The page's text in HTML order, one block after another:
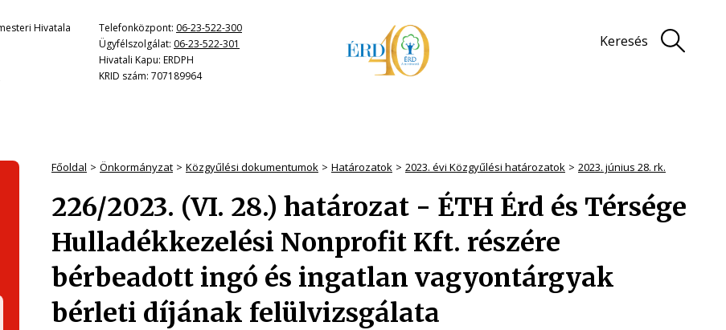
Hivatala
Telefonközpont: 06-23-522-300
Ügyfélszolgálat: 06-23-522-301
Hivatali Kapu: ERDPH
KRID szám: 707189964
Keresés
Főoldal Önkormányzat Közgyűlési dokumentumok Határozatok 2023. évi Közgyűlési határozatok 2023. június 28. rk.
226/2023. (VI. 28.) határozat - ÉTH Érd és Térsége
Hulladékkezelési Nonprofit Kft. részére
bérbeadott ingó és ingatlan vagyontárgyak
bérleti díjának felülvizsgálata